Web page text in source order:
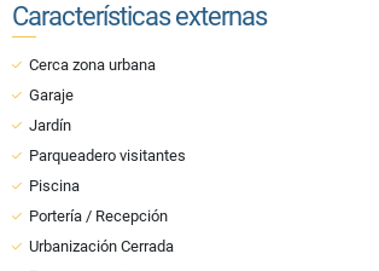
Características externas
Cerca zona urbana
Garaje
Jardín
Parqueadero visitantes
Piscina
Portería / Recepción
Urbanización Cerrada